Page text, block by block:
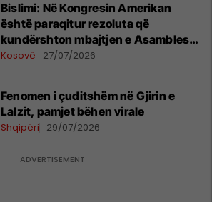
Bislimi: Në Kongresin Amerikan
është paraqitur rezoluta që
kundërshton mbajtjen e Asamblesë
Parlamentare të OSBE-së në
Kosovë 27/07/2026
Fenomen i çuditshëm në Gjirin e
Lalzit, pamjet bëhen virale
Shqipëri 29/07/2026